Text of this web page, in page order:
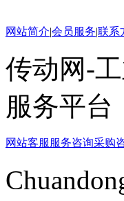
网站简介|会员服务|联系
传动网-
服务平台
网站客服 服务咨询采购